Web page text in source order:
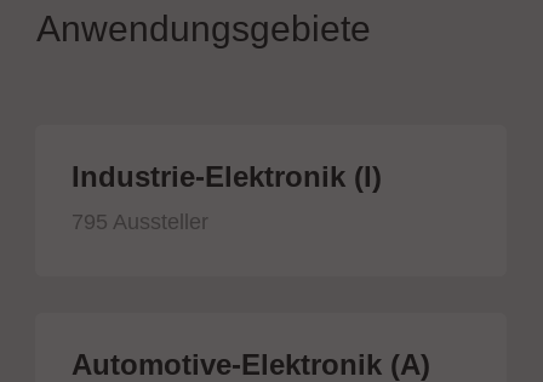
Anwendungsgebiete
Industrie-Elektronik (I)
795 Aussteller
Automotive-Elektronik (A)